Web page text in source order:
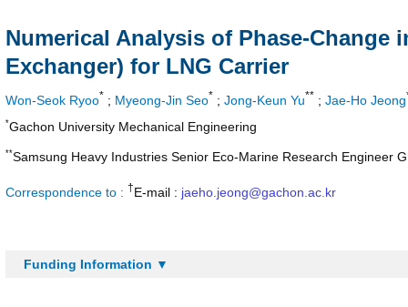
Numerical Analysis of Phase-Change
Exchanger) for LNG Carrier
Won-Seok Ryoo* ; Myeong-Jin Seo* ; Jong-Keun Yu** ; Jae-Ho Jeong
*Gachon University Mechanical Engineering
**Samsung Heavy Industries Senior Eco-Marine Research Engineer
Correspondence to : †E-mail : jaeho.jeong@gachon.ac.kr
Funding Information ▼